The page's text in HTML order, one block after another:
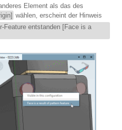
Element als das des
wählen, erscheint der Hinweis
Feature entstanden [Face is a